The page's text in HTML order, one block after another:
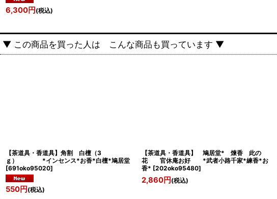
6,300円 (税込)
▼ この商品を買った人は こんな商品も買っています ▼
【茶道具・香道具】角割 白檀（3
ｇ） *インセンス*お香*白檀*鳩居堂
[691oko95020]
550円 (税込)
【茶道具・香道具】 鳩居堂* 煉香 此の
花 官休庵お好 *武者小路千家*練香*お
香* [202oko95480]
2,860円 (税込)